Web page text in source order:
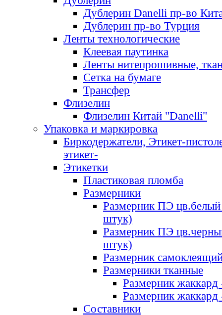
Дублерин Danelli пр-во
Дублерин пр-во Турция
Ленты технологические
Клеевая паутинка
Ленты нитепрошивные,
Сетка на бумаге
Трансфер
Флизелин
Флизелин Китай "Danelli"
Упаковка и маркировка
Биркодержатели, Этикет-
этикет-
Этикетки
Пластиковая пломба
Размерники
Размерник ПЭ цв.белый
штук)
Размерник ПЭ
штук)
Размерник
Размерники тканные
Размерник
Размерник
Составники